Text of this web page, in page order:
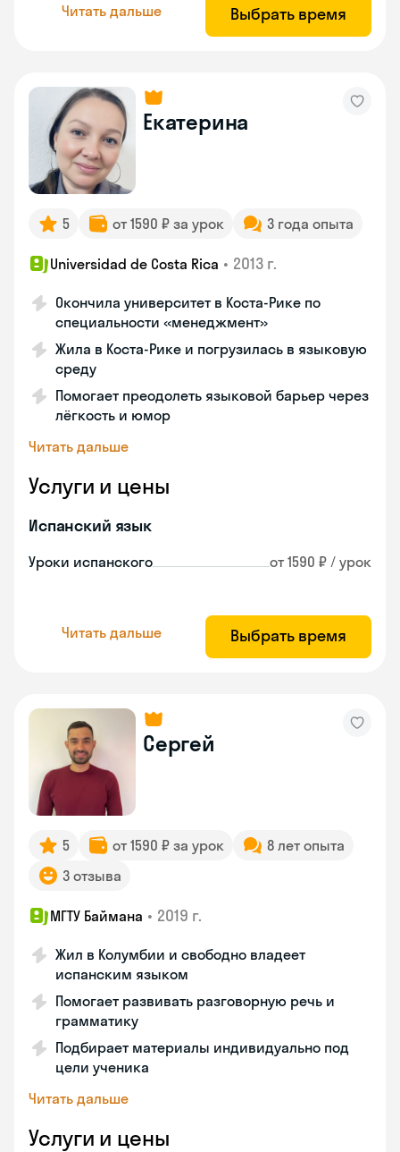
Читать дальше Выбрать время
Екатерина
5 от 1590 ₽ за урок 3 года опыта
Universidad de Costa Rica • 2013 г.
Окончила университет в Коста‑Рике по
специальности «менеджмент»
Жила в Коста‑Рике и погрузилась в языковую
среду
Помогает преодолеть языковой барьер через
лёгкость и юмор
Читать дальше
Услуги и цены
Испанский язык
Уроки испанского от 1590 ₽ / урок
Читать дальше Выбрать время
Сергей
5 от 1590 ₽ за урок
8 лет опыта
3 отзыва
МГТУ Баймана • 2019 г.
Жил в Колумбии и свободно владеет
испанским языком
Помогает развивать разговорную речь и
грамматику
Подбирает материалы индивидуально под
цели ученика
Читать дальше
Услуги и цены